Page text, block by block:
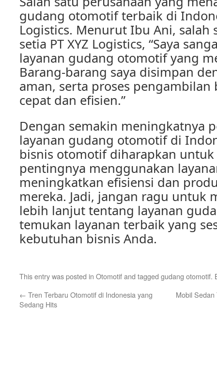
gudang otomotif terbaik di
Logistics. Menurut Ibu Ani, salah
setia PT XYZ Logistics, “Saya
layanan gudang otomotif yang
Barang-barang saya disimpan
aman, serta proses
cepat dan efisien.”
Dengan semakin meningkatnya
layanan gudang otomotif di
bisnis otomotif diharapkan
pentingnya menggunakan
meningkatkan efisiensi dan
mereka. Jadi, jangan ragu untuk
lebih lanjut tentang layanan
temukan layanan terbaik yang
kebutuhan bisnis Anda.
This entry was posted in Otomotifand tagged gudang otomotif.
← Tren Terbaru Otomotif di Indonesia yang
Sedang Hits
Mobil